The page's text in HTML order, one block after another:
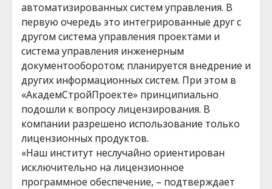
автоматизированных систем управления. В
первую очередь это интегрированные друг с
другом система управления проектами и
система управления инженерным
документооборотом; планируется внедрение и
других информационных систем. При этом в
«АкадемСтройПроекте» принципиально
подошли к вопросу лицензирования. В
компании разрешено использование только
лицензионных продуктов.
«Наш институт неслучайно ориентирован
исключительно на лицензионное
программное обеспечение, – подтверждает